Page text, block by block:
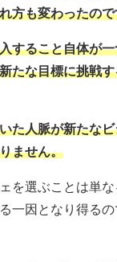
方も変わったの
すること自体が
たな目標に挑戦
た人脈が新たな
ません。
を選ぶことは単な
一因となり得るの